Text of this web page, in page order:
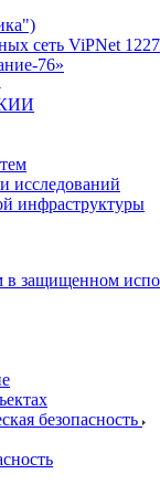
сеть ViPNet 1227
76»
КИИ
исследований
инфраструктуры
в защищенном
безопасность